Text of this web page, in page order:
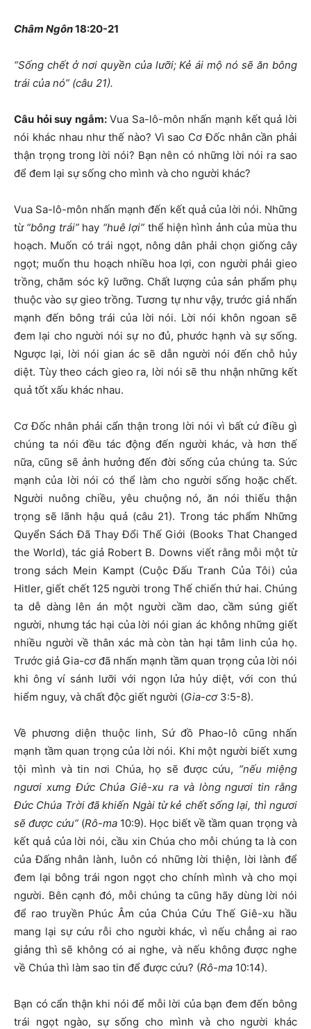
Châm Ngôn18:20-21
“Sống chết ở nơi quyền của lưỡi; Kẻ ái mộ nó sẽ ăn bông
trái của nó” (câu 21).
Câu hỏi suy ngẫm: Vua Sa-lô-môn nhấn mạnh kết quả lời
nói khác nhau như thế nào? Vì sao Cơ Đốc nhân cần phải
thận trọng trong lời nói? Bạn nên có những lời nói ra sao
để đem lại sự sống cho mình và cho người khác?
Vua Sa-lô-môn nhấn mạnh đến kết quả của lời nói. Những
từ “bông trái” hay “huê lợi” thể hiện hình ảnh của mùa thu
hoạch. Muốn có trái ngọt, nông dân phải chọn giống cây
ngọt; muốn thu hoạch nhiều hoa lợi, con người phải gieo
trồng, chăm sóc kỹ lưỡng. Chất lượng của sản phẩm phụ
thuộc vào sự gieo trồng. Tương tự như vậy, trước giả nhấn
mạnh đến bông trái của lời nói. Lời nói khôn ngoan sẽ
đem lại cho người nói sự no đủ, phước hạnh và sự sống.
Ngược lại, lời nói gian ác sẽ dẫn người nói đến chỗ hủy
diệt. Tùy theo cách gieo ra, lời nói sẽ thu nhận những kết
quả tốt xấu khác nhau.
Cơ Đốc nhân phải cẩn thận trong lời nói vì bất cứ điều gì
chúng ta nói đều tác động đến người khác, và hơn thế
nữa, cũng sẽ ảnh hưởng đến đời sống của chúng ta. Sức
mạnh của lời nói có thể làm cho người sống hoặc chết.
Người nuông chiều, yêu chuộng nó, ăn nói thiếu thận
trọng sẽ lãnh hậu quả (câu 21). Trong tác phẩm Những
Quyển Sách Đã Thay Đổi Thế Giới (Books That Changed
the World), tác giả Robert B. Downs viết rằng mỗi một từ
trong sách Mein Kampt (Cuộc Đấu Tranh Của Tôi) của
Hitler, giết chết 125 người trong Thế chiến thứ hai. Chúng
ta dễ dàng lên án một người cầm dao, cầm súng giết
người, nhưng tác hại của lời nói gian ác không những giết
nhiều người về thân xác mà còn tàn hại tâm linh của họ.
Trước giả Gia-cơ đã nhấn mạnh tầm quan trọng của lời nói
khi ông ví sánh lưỡi với ngọn lửa hủy diệt, với con thú
hiểm nguy, và chất độc giết người (Gia-cơ3:5-8).
Về phương diện thuộc linh, Sứ đồ Phao-lô cũng nhấn
mạnh tầm quan trọng của lời nói. Khi một người biết xưng
tội mình và tin nơi Chúa, họ sẽ được cứu, “nếu miệng
ngươi xưng Đức Chúa Giê-xu ra và lòng ngươi tin rằng
Đức Chúa Trời đã khiến Ngài từ kẻ chết sống lại, thì ngươi
sẽ được cứu”(Rô-ma10:9). Học biết về tầm quan trọng và
kết quả của lời nói, cầu xin Chúa cho mỗi chúng ta là con
của Đấng nhân lành, luôn có những lời thiện, lời lành để
đem lại bông trái ngon ngọt cho chính mình và cho mọi
người. Bên cạnh đó, mỗi chúng ta cũng hãy dùng lời nói
để rao truyền Phúc Âm của Chúa Cứu Thế Giê-xu hầu
mang lại sự cứu rỗi cho người khác, vì nếu chẳng ai rao
giảng thì sẽ không có ai nghe, và nếu không được nghe
về Chúa thì làm sao tin để được cứu? (Rô-ma 10:14).
Bạn có cẩn thận khi nói để mỗi lời của bạn đem đến bông
trái ngọt ngào, sự sống cho mình và cho người khác